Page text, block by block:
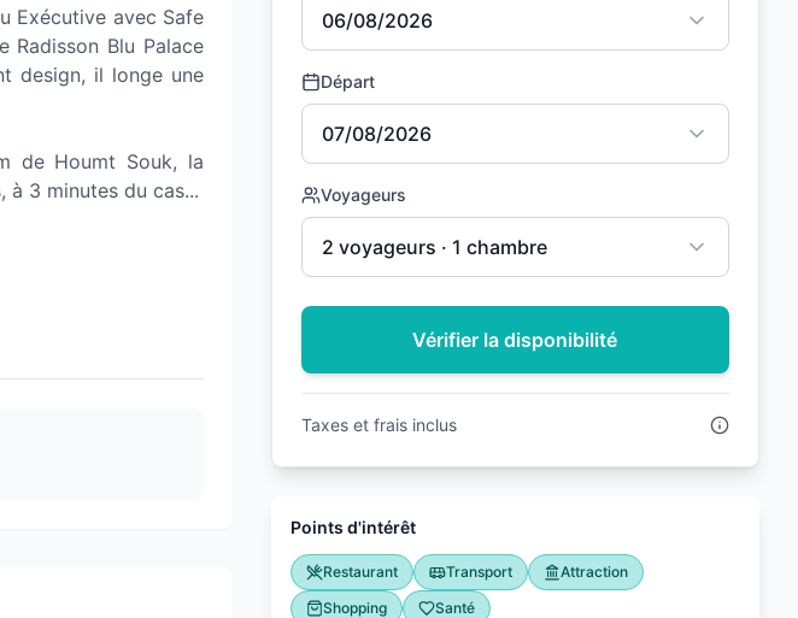
Exécutive avec Safe
Blu Palace
design, il longe une
de Houmt Souk, la
3 minutes du cas...
06/08/2026
Départ
07/08/2026
Voyageurs
2 voyageurs · 1 chambre
Vérifier la disponibilité
Taxes et frais inclus
Points d'intérêt
Restaurant Transport
Attraction
Shopping
Santé